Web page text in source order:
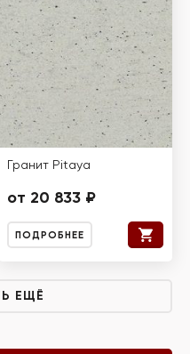
Гранит Pitaya
от 20 833 ₽
ПОДРОБНЕЕ
ЕЩЁ